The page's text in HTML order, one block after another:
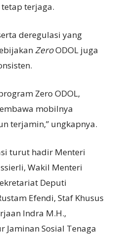
terjaga.
deregulasi yang
ZeroODOL juga
Zero ODOL,
mobilnya
terjamin,” ungkapnya.
turut hadir Menteri
Wakil Menteri
Deputi
Efendi, Staf Khusus
Indra M.H.,
Jaminan Sosial Tenaga